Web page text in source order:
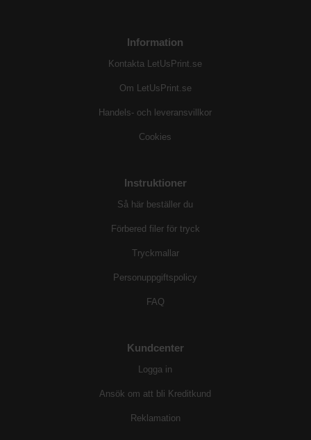
Information
Kontakta LetUsPrint.se
Om LetUsPrint.se
Handels- och leveransvillkor
Cookies
Instruktioner
Så här beställer du
Förbered filer för tryck
Tryckmallar
Personuppgiftspolicy
FAQ
Kundcenter
Logga in
Ansök om att bli Kreditkund
Reklamation